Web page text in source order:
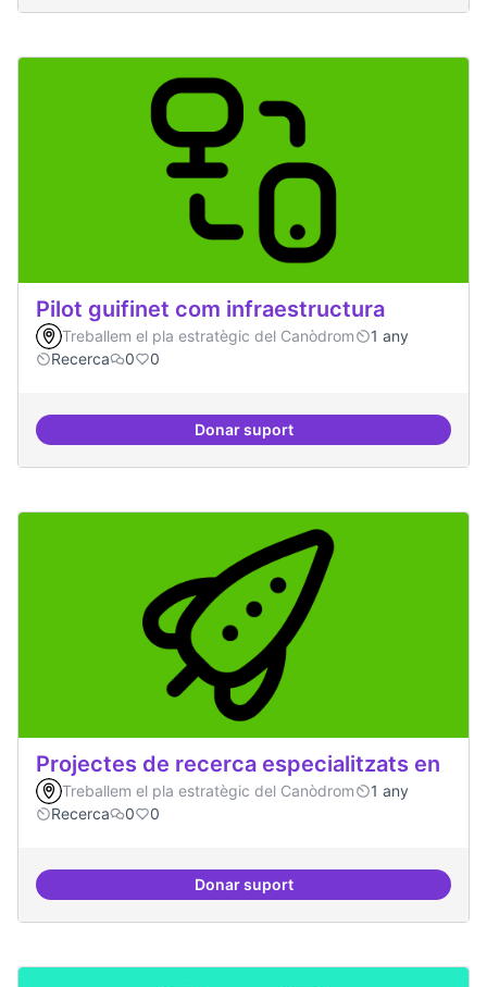
Pilot guifinet com infraestructura
Treballem el pla estratègic del Canòdrom
1 any
Recerca
0 0
Donar suportPilot guifinet com
Projectes de recerca especialitzats en
Treballem el pla estratègic del Canòdrom
1 any
Recerca
0 0
Donar suportProjectes de recerca